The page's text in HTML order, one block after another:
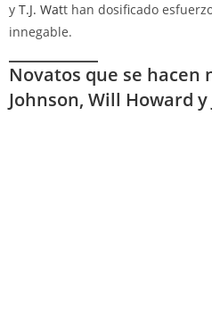
y T.J. Watt han dosificado
innegable.
Novatos que se hacen
Johnson, Will Howard y